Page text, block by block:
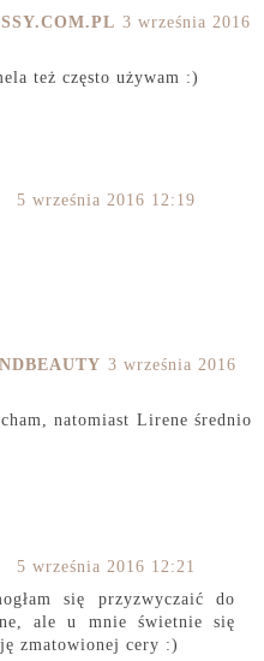
3 września 2016
też często używam :)
5 września 2016 12:19
3 września 2016
natomiast Lirene średnio
5 września 2016 12:21
się przyzwyczaić do
ale u mnie świetnie się
zmatowionej cery :)